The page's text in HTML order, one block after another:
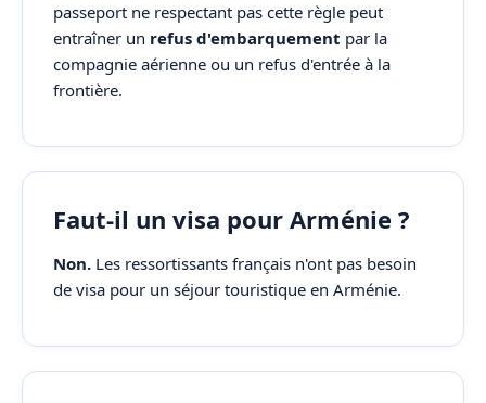
passeport ne respectant pas cette règle peut
entraîner un refus d'embarquement par la
compagnie aérienne ou un refus d'entrée à la
frontière.
Faut-il un visa pour Arménie ?
Non. Les ressortissants français n'ont pas besoin
de visa pour un séjour touristique en Arménie.